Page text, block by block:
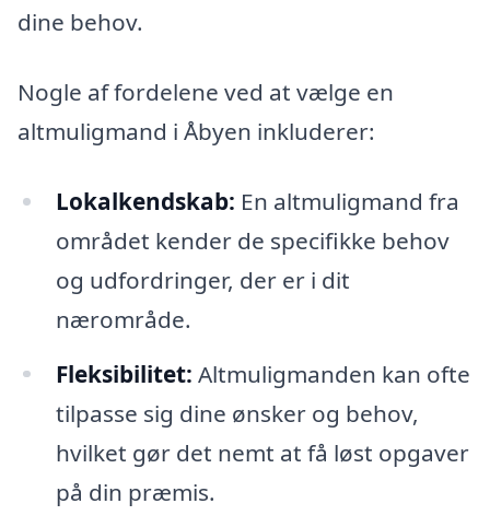
dine behov.
Nogle af fordelene ved at vælge en
altmuligmand i Åbyen inkluderer:
Lokalkendskab: En altmuligmand fra
området kender de specifikke behov
og udfordringer, der er i dit
nærområde.
Fleksibilitet: Altmuligmanden kan ofte
tilpasse sig dine ønsker og behov,
hvilket gør det nemt at få løst opgaver
på din præmis.